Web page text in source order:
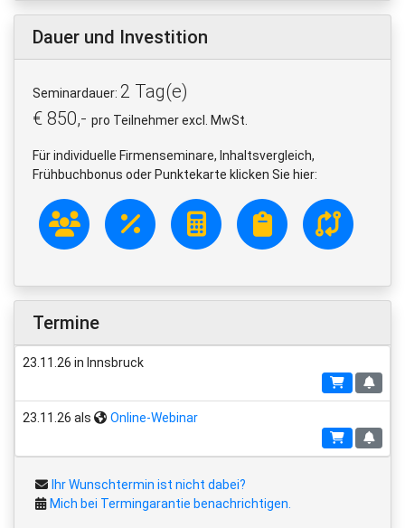
Dauer und Investition
Seminardauer: 2 Tag(e)
€ 850,- pro Teilnehmer excl. MwSt.
Für individuelle Firmenseminare, Inhaltsvergleich,
Frühbuchbonus oder Punktekarte klicken Sie hier:
Termine
23.11.26 in Innsbruck
23.11.26 als Online-Webinar
Ihr Wunschtermin ist nicht dabei?
Mich bei Termingarantie benachrichtigen.